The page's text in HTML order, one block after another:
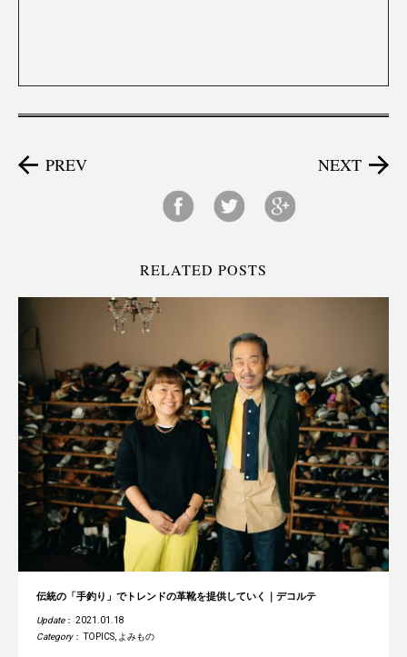
PREV NEXT
RELATED POSTS
伝統の「手釣り」でトレンドの革靴を提供していく｜デコルテ
Update： 2021.01.18
Category：TOPICS よみもの